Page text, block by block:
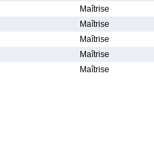
Maîtrise
Maîtrise
Maîtrise
Maîtrise
Maîtrise